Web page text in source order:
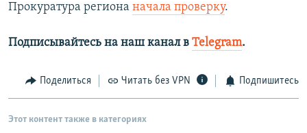
Прокуратура региона начала проверку.
Подписывайтесь на наш канал в Telegram.
Поделиться Читать без VPN Подпишитесь
Этот контент также в категориях